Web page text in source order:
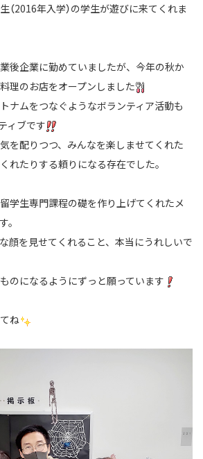
（2016年入学）の学生が遊びに来てくれま
後企業に勤めていましたが、今年の秋か
理のお店をオープンしました
ナムをつなぐようなボランティア活動も
ィブです
を配りつつ、みんなを楽しませてくれた
れたりする頼りになる存在でした。
学生専門課程の礎を作り上げてくれたメ
。
顔を見せてくれること、本当にうれしいで
のになるようにずっと願っています
ね